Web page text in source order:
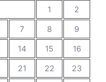
1
2
7 8
9
14 15
16
21 22
23